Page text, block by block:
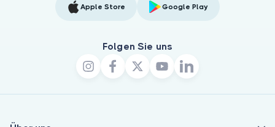
Apple Store Google Play
Folgen Sie uns